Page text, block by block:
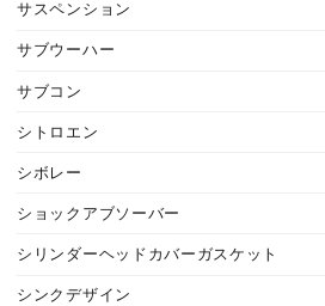
サスペンション
サブウーハー
サブコン
シトロエン
シボレー
ショックアブソーバー
シリンダーヘッドカバーガスケット
シンクデザイン